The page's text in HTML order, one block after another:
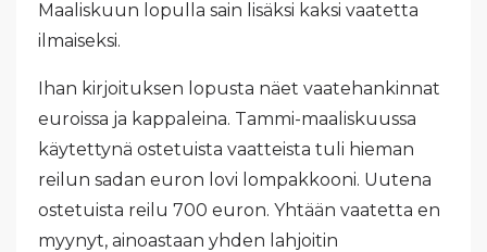
Maaliskuun lopulla sain lisäksi kaksi vaatetta
ilmaiseksi.
Ihan kirjoituksen lopusta näet vaatehankinnat
euroissa ja kappaleina. Tammi-maaliskuussa
käytettynä ostetuista vaatteista tuli hieman
reilun sadan euron lovi lompakkooni. Uutena
ostetuista reilu 700 euron. Yhtään vaatetta en
myynyt, ainoastaan yhden lahjoitin